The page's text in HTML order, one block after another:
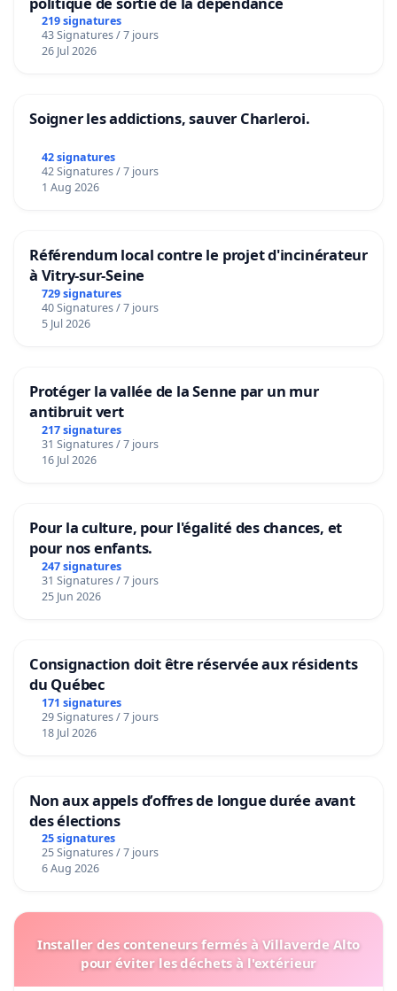
219 signatures
43 Signatures / 7 jours
26 Jul 2026
Soigner les addictions, sauver Charleroi.
42 signatures
42 Signatures / 7 jours
1 Aug 2026
Référendum local contre le projet d'incinérateur
à Vitry-sur-Seine
729 signatures
40 Signatures / 7 jours
5 Jul 2026
Protéger la vallée de la Senne par un mur
antibruit vert
217 signatures
31 Signatures / 7 jours
16 Jul 2026
Pour la culture, pour l'égalité des chances, et
pour nos enfants.
247 signatures
31 Signatures / 7 jours
25 Jun 2026
Consignaction doit être réservée aux résidents
du Québec
171 signatures
29 Signatures / 7 jours
18 Jul 2026
Non aux appels d’offres de longue durée avant
des élections
25 signatures
25 Signatures / 7 jours
6 Aug 2026
Installer des conteneurs fermés à Villaverde Alto
pour éviter les déchets à l'extérieur